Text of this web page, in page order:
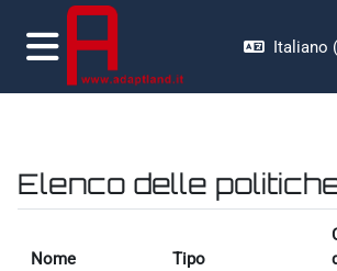
Vai al contenuto principale
Pannello laterale
Italiano
Elenco delle
Nome Tipo